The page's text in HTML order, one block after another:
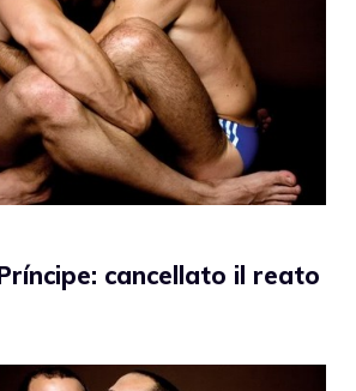
cancellato il reato